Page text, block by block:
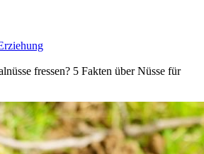
fressen? 5 Fakten über Nüsse für